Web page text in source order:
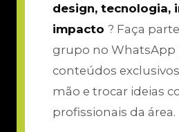
design, tecnologia,
impacto ? Faça
grupo no WhatsApp
conteúdos
mão e trocar ideias
profissionais da área.